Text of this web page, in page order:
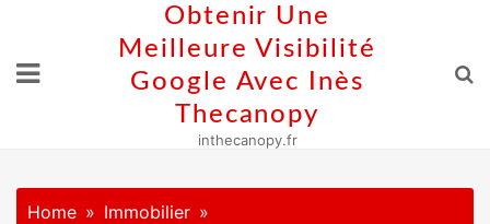
content
Obtenir Une
Meilleure Visibilité
Google Avec Inès
Thecanopy
inthecanopy.fr
Home
Immobilier